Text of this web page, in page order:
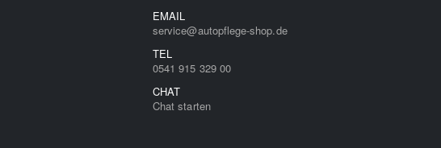
EMAIL
service@autopflege-shop.de
TEL
0541 915 329 00
CHAT
Chat starten